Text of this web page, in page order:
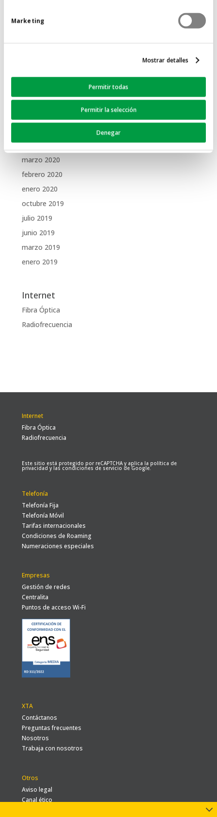
Marketing
Mostrar detalles
Permitir todas
Permitir la selección
Denegar
abril 2021
julio 2020
abril 2020
marzo 2020
febrero 2020
enero 2020
octubre 2019
julio 2019
junio 2019
marzo 2019
enero 2019
Internet
Fibra Óptica
Radiofrecuencia
Internet
Fibra Óptica
Radiofrecuencia
Este sitio está protegido por reCAPTCHA y aplica la política de
privacidad y las condiciones de servicio de Google.
Telefonía
Telefonía Fija
Telefonía Móvil
Tarifas internacionales
Condiciones de Roaming
Numeraciones especiales
Empresas
Gestión de redes
Centralita
Puntos de acceso Wi-Fi
XTA
Contáctanos
Preguntas frecuentes
Nosotros
Trabaja con nosotros
Otros
Aviso legal
Canal ético
3